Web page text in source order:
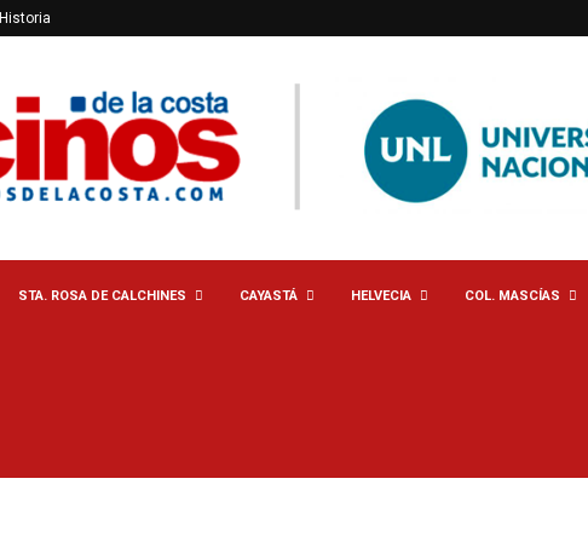
Historia
STA. ROSA DE CALCHINES CAYASTÁ HELVECIA COL. MASCÍAS